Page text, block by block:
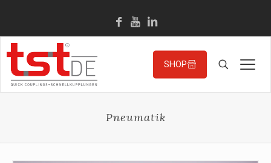
SHOP
Pneumatik